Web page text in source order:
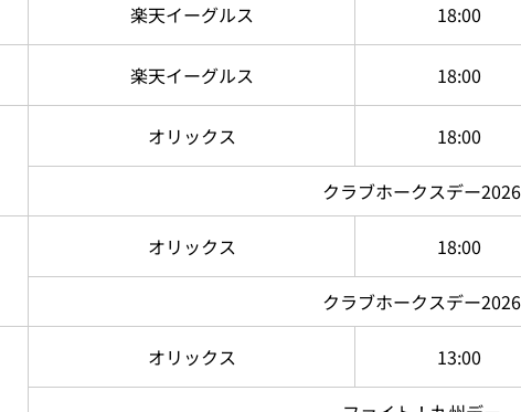
楽天イーグルス 18:00
楽天イーグルス 18:00
オリックス 18:00
クラブホークスデー2026
オリックス 18:00
クラブホークスデー2026
オリックス 13:00